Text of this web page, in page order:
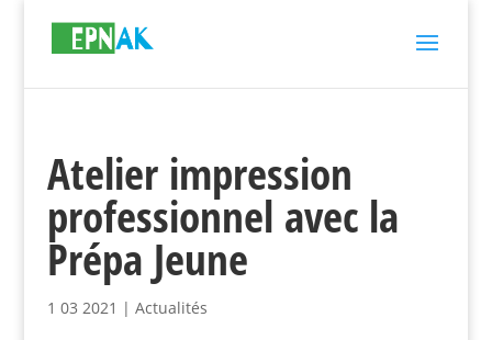
Atelier impression
professionnel avec la
Prépa Jeune
1 03 2021 | Actualités